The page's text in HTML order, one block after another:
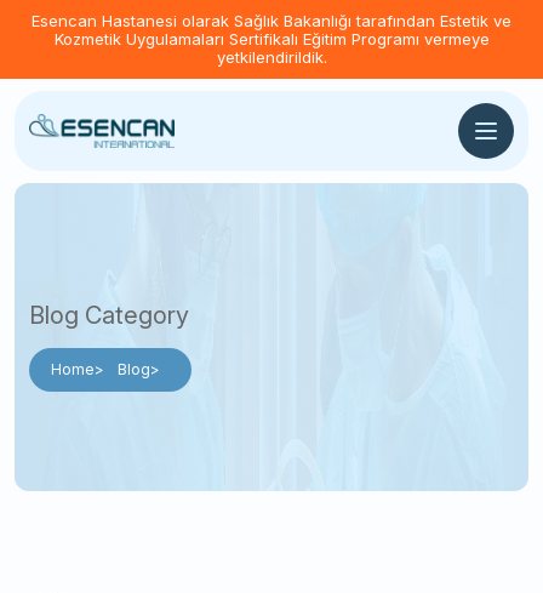
Esencan Hastanesi olarak Sağlık Bakanlığı tarafından Estetik ve
Kozmetik Uygulamaları Sertifikalı Eğitim Programı vermeye
yetkilendirildik.
Blog Category
Home Blog